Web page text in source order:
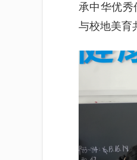
承中华优秀
与校地美育